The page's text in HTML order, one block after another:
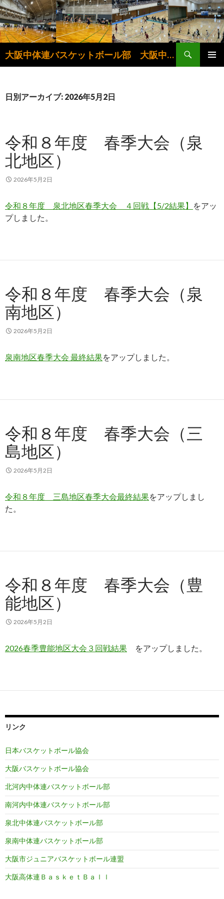
大阪中体連バスケットボール部 大阪中学生バスケットボール連盟
検
索
ン
キ
ッ
プ
日別アーカイブ: 2026年5月2日
令和８年度 春季大会（泉
北地区）
2026年5月2日
令和８年度 泉北地区春季大会 ４回戦【5/2結果】
をアッ
プしました。
令和８年度 春季大会（泉
南地区）
2026年5月2日
泉南地区春季大会 最終結果をアップしました。
令和８年度 春季大会（三
島地区）
2026年5月2日
令和８年度 三島地区春季大会最終結果をアップしまし
た。
令和８年度 春季大会（豊
能地区）
2026年5月2日
2026春季豊能地区大会３回戦結果 をアップしました。
リンク
日本バスケットボール協会
大阪バスケットボール協会
北河内中体連バスケットボール部
南河内中体連バスケットボール部
泉北中体連バスケットボール部
泉南中体連バスケットボール部
大阪市ジュニアバスケットボール連盟
大阪高体連ＢａｓｋｅｔＢａｌｌ